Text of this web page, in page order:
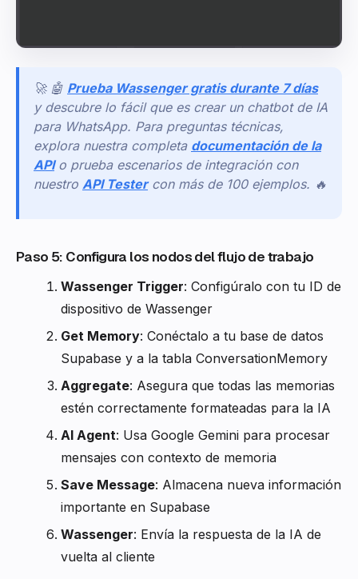
🚀 🤖 Prueba Wassenger gratis durante 7 días
y descubre lo fácil que es crear un chatbot de IA
para WhatsApp. Para preguntas técnicas,
explora nuestra completa documentación de la
API o prueba escenarios de integración con
nuestro API Tester con más de 100 ejemplos. 🔥
Paso 5: Configura los nodos del flujo de trabajo
Wassenger Trigger: Configúralo con tu ID de
dispositivo de Wassenger
Get Memory: Conéctalo a tu base de datos
Supabase y a la tabla ConversationMemory
Aggregate: Asegura que todas las memorias
estén correctamente formateadas para la IA
AI Agent: Usa Google Gemini para procesar
mensajes con contexto de memoria
Save Message: Almacena nueva información
importante en Supabase
Wassenger: Envía la respuesta de la IA de
vuelta al cliente